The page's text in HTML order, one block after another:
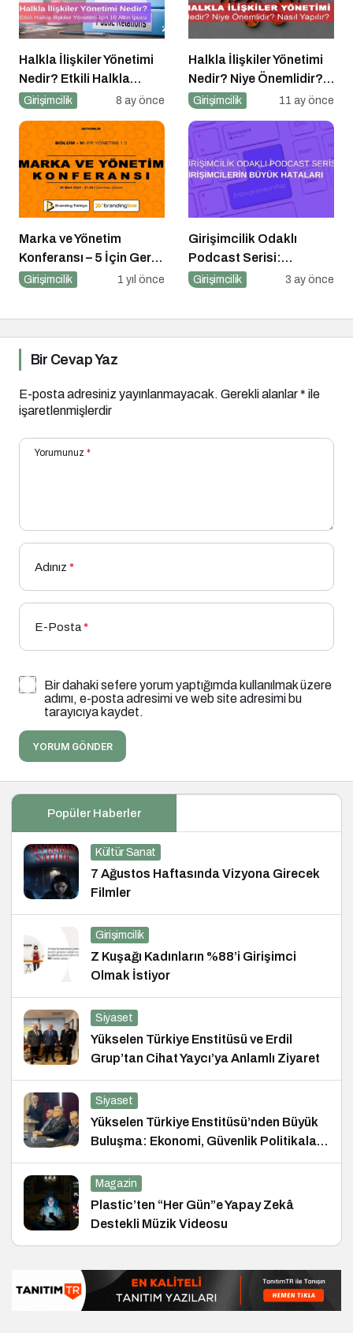
Halkla İlişkiler Yönetimi
Nedir? Etkili Halkla
İlişkiler Yönetimi İçin 10
Girişimcilik 8 ay önce
Halkla İlişkiler Yönetimi
Nedir? Niye Önemlidir?
Halkla İlişkiler Yönetimi
Girişimcilik 11 ay önce
Marka ve Yönetim
Konferansı – 5 İçin Geri
Sayım!
Girişimcilik 1 yıl önce
Girişimcilik Odaklı
Podcast Serisi:
Girişimcilerin Büyük
Girişimcilik 3 ay önce
Bir Cevap Yaz
E-posta adresiniz yayınlanmayacak. Gerekli alanlar* ile
işaretlenmişlerdir
Yorumunuz *
Adınız *
E-Posta*
Bir dahaki sefere yorum yaptığımda kullanılmak üzere
adımı, e-posta adresimi ve web site adresimi bu
tarayıcıya kaydet.
YORUM GÖNDER
Popüler Haberler
Kültür Sanat
7 Ağustos Haftasında Vizyona Girecek
Filmler
Girişimcilik
Z Kuşağı Kadınların %88’i Girişimci
Olmak İstiyor
Siyaset
Yükselen Türkiye Enstitüsü ve Erdil
Grup’tan Cihat Yaycı’ya Anlamlı Ziyaret
Siyaset
Yükselen Türkiye Enstitüsü’nden Büyük
Buluşma: Ekonomi, Güvenlik Politikaları
ve Hukuk Konferansı
Magazin
Plastic’ten “Her Gün”e Yapay Zekâ
Destekli Müzik Videosu